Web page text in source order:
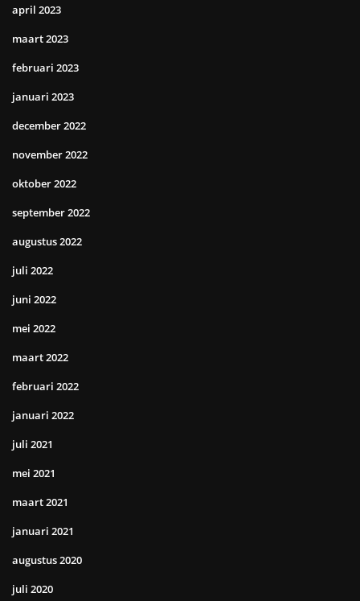
april 2023
maart 2023
februari 2023
januari 2023
december 2022
november 2022
oktober 2022
september 2022
augustus 2022
juli 2022
juni 2022
mei 2022
maart 2022
februari 2022
januari 2022
juli 2021
mei 2021
maart 2021
januari 2021
augustus 2020
juli 2020